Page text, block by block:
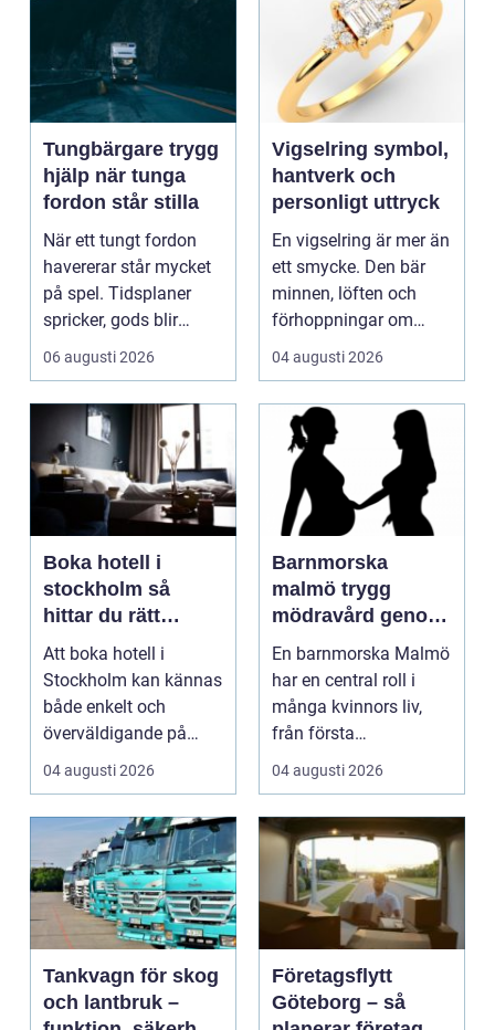
Tungbärgare trygg
hjälp när tunga
fordon står stilla
När ett tungt fordon
havererar står mycket
på spel. Tidsplaner
spricker, gods blir
försenat och traf...
06 augusti 2026
Vigselring symbol,
hantverk och
personligt uttryck
En vigselring är mer än
ett smycke. Den bär
minnen, löften och
förhoppningar om
framtiden. Formen är...
04 augusti 2026
Boka hotell i
stockholm så
hittar du rätt
boende för din
vistelse
Att boka hotell i
Stockholm kan kännas
både enkelt och
överväldigande på
samma gång. Utbudet
04 augusti 2026
Barnmorska
malmö trygg
mödravård genom
hela livet
En barnmorska Malmö
har en central roll i
många kvinnors liv,
från första
preventivmedelsrådgiv
04 augusti 2026
Tankvagn för skog
och lantbruk –
Företagsflytt
Göteborg – så